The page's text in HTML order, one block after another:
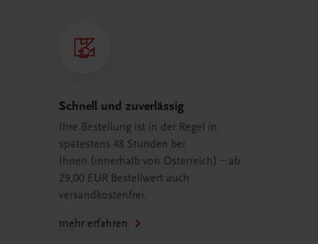
Schnell und zuverlässig
Ihre Bestellung ist in der Regel in
spätestens 48 Stunden bei
Ihnen (innerhalb von Österreich) – ab
29,00 EUR Bestellwert auch
versandkostenfrei.
mehr erfahren